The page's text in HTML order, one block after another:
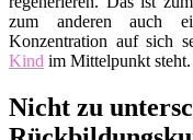
zum anderen auch
Konzentration auf sich
Kind im Mittelpunkt steht.
Nicht zu